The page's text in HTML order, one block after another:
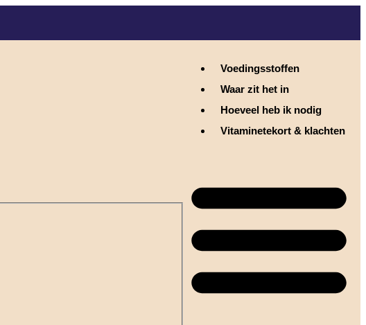
Voedingsstoffen
Waar zit het in
Hoeveel heb ik nodig
Vitaminetekort & klachten